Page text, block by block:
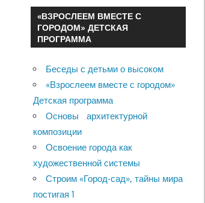
«ВЗРОСЛЕЕМ ВМЕСТЕ С
ГОРОДОМ» ДЕТСКАЯ
ПРОГРАММА
Беседы с детьми о высоком
«Взрослеем вместе с городом»
Детская программа
Основы архитектурной
композиции
Освоение города как
художественной системы
Строим «Город-сад», тайны мира
постигая 1